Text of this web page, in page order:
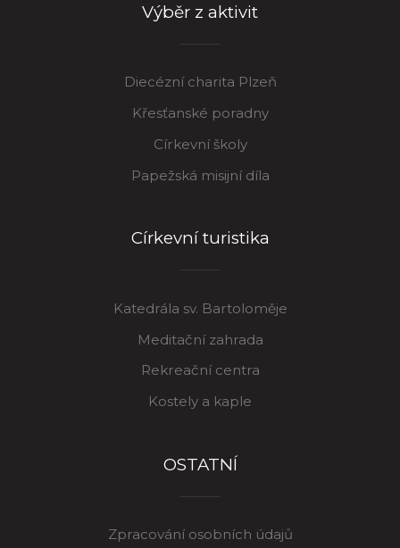
Výběr z aktivit
Diecézní charita Plzeň
Křesťanské poradny
Církevní školy
Papežská misijní díla
Církevní turistika
Katedrála sv. Bartoloměje
Meditační zahrada
Rekreační centra
Kostely a kaple
OSTATNÍ
Zpracování osobních údajů